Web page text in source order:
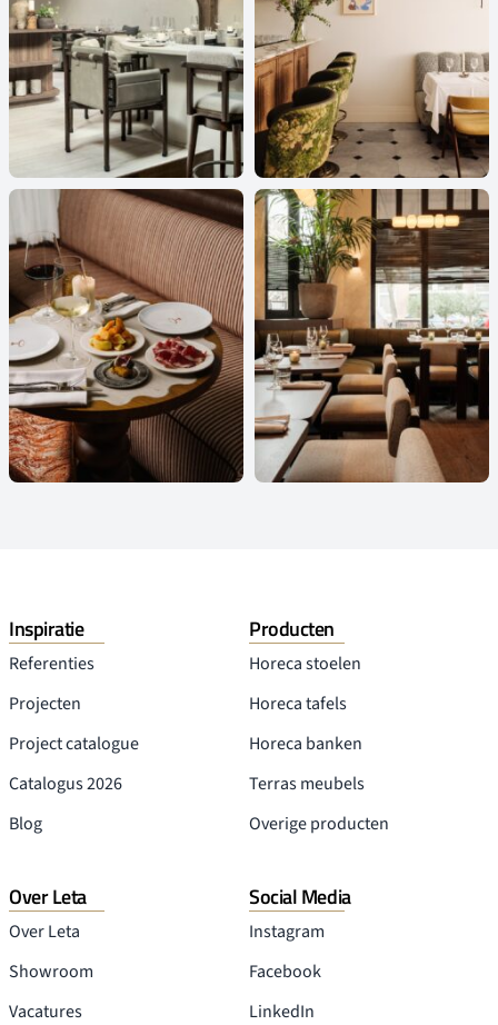
Inspiratie
Referenties
Projecten
Project catalogue
Catalogus 2026
Blog
Producten
Horeca stoelen
Horeca tafels
Horeca banken
Terras meubels
Overige producten
Over Leta
Over Leta
Showroom
Vacatures
Social Media
Instagram
Facebook
LinkedIn